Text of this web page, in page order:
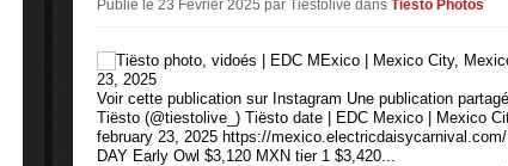
Publié le 23 Février 2025 par Tiëstolive dans Tiësto Photos
Voir cette publication sur Instagram Une publication
Tiësto (@tiestolive_) Tiësto date | EDC Mexico | Mexico
february 23, 2025 https://
DAY Early Owl $3,120 MXN tier 1 $3,420...